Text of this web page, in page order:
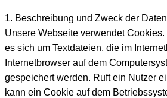
1. Beschreibung und Zweck der
Unsere Webseite verwendet
es sich um Textdateien, die im
Internetbrowser auf dem
gespeichert werden. Ruft ein Nutzer
kann ein Cookie auf dem